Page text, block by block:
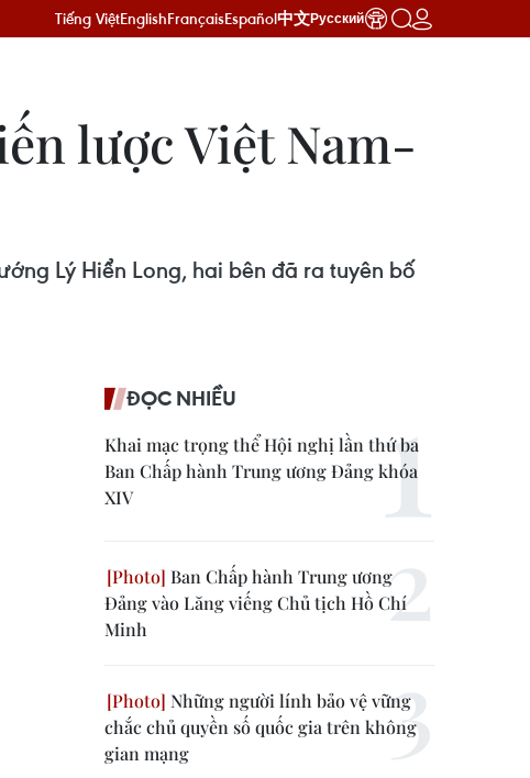
Tiếng ViệtEnglishFrançaisEspañol中文Русский
lược Việt Nam-
Lý Hiển Long, hai bên đã ra tuyên bố
ĐỌC NHIỀU
Khai mạc trọng thể Hội nghị lần thứ ba
Ban Chấp hành Trung ương Đảng khóa
XIV
Ban Chấp hành Trung ương
Đảng vào Lăng viếng Chủ tịch Hồ Chí
Minh
Những người lính bảo vệ vững
chắc chủ quyền số quốc gia trên không
gian mạng